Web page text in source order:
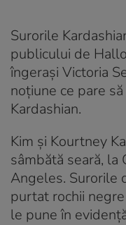
Surorile
publicului de
îngerași Victoria
noțiune ce pare
Kardashian.
Kim și Kourtney
sâmbătă seară,
Angeles. Surorile
purtat rochii
le pune în